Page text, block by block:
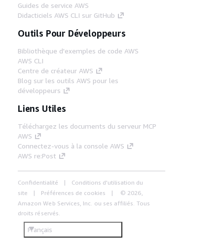
Guides de service AWS
Didacticiels AWS CLI sur GitHub
Outils Pour Développeurs
Bibliothèque d'exemples de code AWS
AWS CLI
Centre de créateur AWS
Blog sur les outils AWS pour les
développeurs
Liens Utiles
Téléchargez les documents du serveur MCP
AWS
Connectez-vous à la console AWS
AWS re:Post
Confidentialité
Conditions d'utilisation du
site
Préférences de cookies
© 2026,
Amazon Web Services, Inc. ou ses affiliés. Tous
droits réservés.
Français